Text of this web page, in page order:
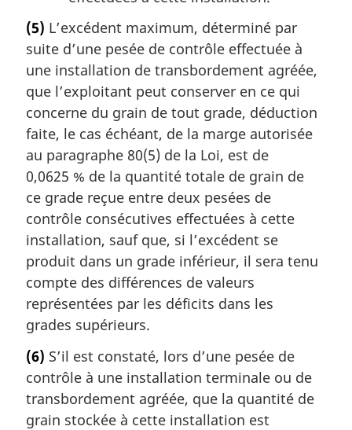
(5) L’excédent maximum, déterminé par
suite d’une pesée de contrôle effectuée à
une installation de transbordement agréée,
que l’exploitant peut conserver en ce qui
concerne du grain de tout grade, déduction
faite, le cas échéant, de la marge autorisée
au paragraphe 80(5) de la Loi, est de
0,0625 % de la quantité totale de grain de
ce grade reçue entre deux pesées de
contrôle consécutives effectuées à cette
installation, sauf que, si l’excédent se
produit dans un grade inférieur, il sera tenu
compte des différences de valeurs
représentées par les déficits dans les
grades supérieurs.
(6) S’il est constaté, lors d’une pesée de
contrôle à une installation terminale ou de
transbordement agréée, que la quantité de
grain stockée à cette installation est